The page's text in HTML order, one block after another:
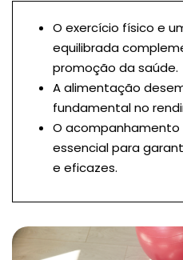
O exercício físico e
equilibrada
promoção da saúde.
A alimentação
fundamental no
O acompanhamento
essencial para
e eficazes.